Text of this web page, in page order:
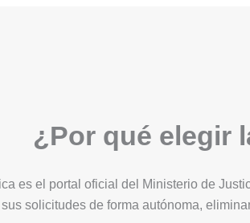
¿Por qué elegir
es el portal oficial del Ministerio de
solicitudes de forma autónoma,